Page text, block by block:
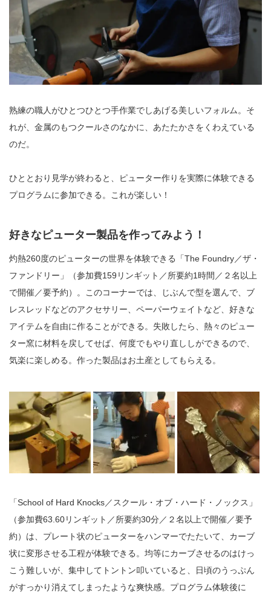
熟練の職人がひとつひとつ手作業でしあげる美しいフォルム。そ
れが、金属のもつクールさのなかに、あたたかさをくわえている
のだ。
ひととおり見学が終わると、ピューター作りを実際に体験できる
プログラムに参加できる。これが楽しい！
好きなピューター製品を作ってみよう！
灼熱260度のピューターの世界を体験できる「The Foundry／ザ・
ファンドリー」（参加費159リンギット／所要約1時間／２名以上
で開催／要予約）。このコーナーでは、じぶんで型を選んで、ブ
レスレッドなどのアクセサリー、ペーパーウェイトなど、好きな
アイテムを自由に作ることができる。失敗したら、熱々のピュー
ター窯に材料を戻してせば、何度でもやり直ししができるので、
気楽に楽しめる。作った製品はお土産としてもらえる。
「School of Hard Knocks／スクール・オブ・ハード・ノックス」
（参加費63.60リンギット／所要約30分／２名以上で開催／要予
約）は、プレート状のピューターをハンマーでたたいて、カーブ
状に変形させる工程が体験できる。均等にカーブさせるのはけっ
こう難しいが、集中してトントン叩いていると、日頃のうっぷん
がすっかり消えてしまったような爽快感。プログラム体験後に